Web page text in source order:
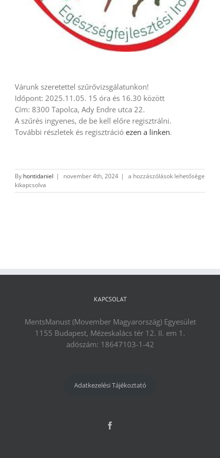
Várunk szeretettel szűrővizsgálatunkon!
Időpont: 2025.11.05. 15 óra és 16.30 között
Cím: 8300 Tapolca, Ady Endre utca 22.
A szűrés ingyenes, de be kell előre regisztrálni.
További részletek és regisztráció ezen a linken.
By hontidaniel | november 4th, 2024 |
2025.11.05.
bejegyzéshez
a hozzászólások lehetősége
kikapcsolva
KAPCSOLAT
MentsManust (Movember Magyarország) Egyesület
1155 Budapest, Mézeskalács tér 12. II. em 1.
adószám: 18647103-1-42
Adatkezelési Tájékoztató